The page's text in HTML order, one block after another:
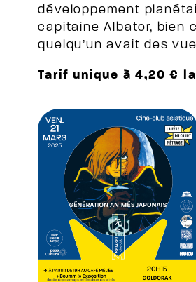
développement
capitaine Albator, bien
quelqu’un avait des
Tarif unique à 4,20 €